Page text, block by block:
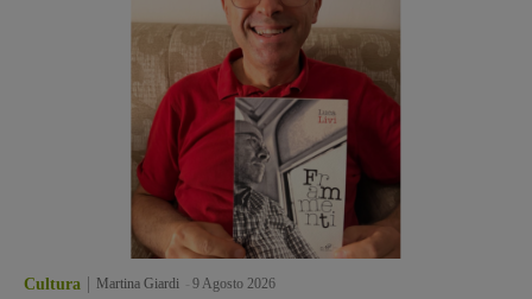
Cultura Martina Giardi 9 Agosto 2026